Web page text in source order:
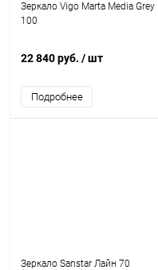
Зеркало Vigo Marta Media Grey
100
22 840 руб. / шт
Подробнее
Зеркало Sanstar Лайн 70